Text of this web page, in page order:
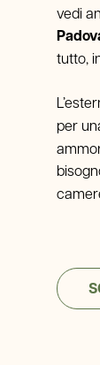
vedi
tutto,
per